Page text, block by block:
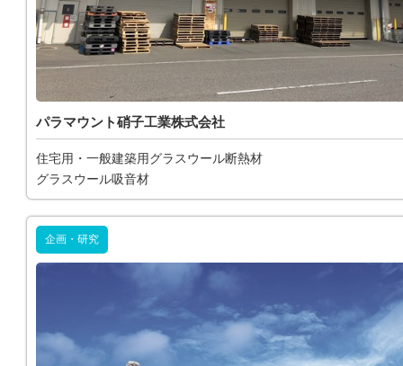
パラマウント硝子工業株式会社
住宅用・一般建築用グラスウール断熱材
グラスウール吸音材
企画・研究